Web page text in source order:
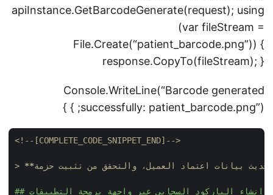
apiInstance.GetBarcodeGenerate(request); using
(var fileStream =
File.Create(“patient_barcode.png”)) {
response.CopyTo(fileStream); }
Console.WriteLine(“Barcode generated
successfully: patient_barcode.png”); } }
<!--[COMPLETE_CODE_SNIPPET_END]-->
>